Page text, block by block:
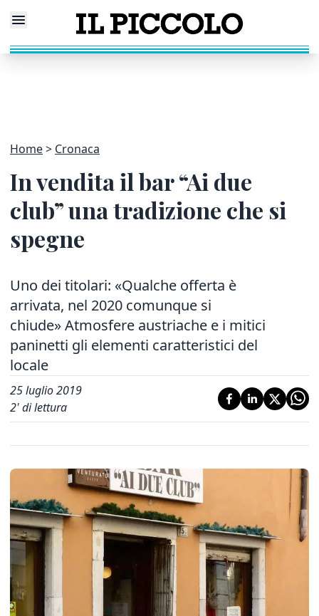
Home Cronaca
In vendita il bar “Ai due
club” una tradizione che si
spegne
Uno dei titolari: «Qualche offerta è
arrivata, nel 2020 comunque si
chiude» Atmosfere austriache e i mitici
paninetti gli elementi caratteristici del
locale
25 luglio 2019
2' di lettura